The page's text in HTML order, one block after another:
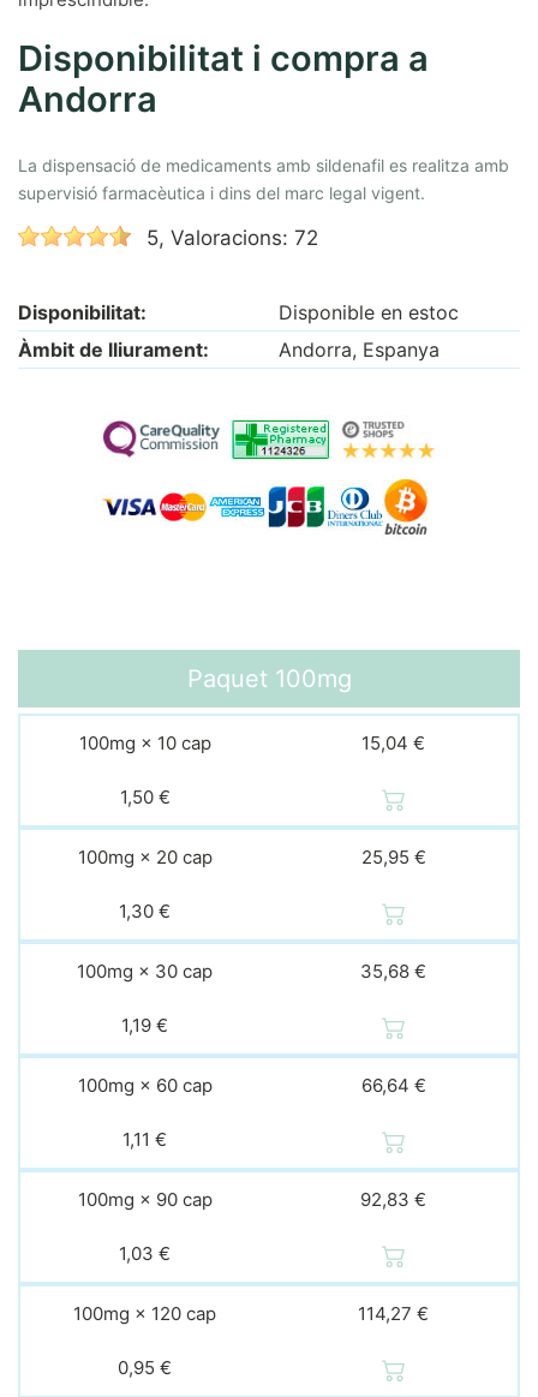
Disponibilitat i compra a
Andorra
La dispensació de medicaments amb sildenafil es realitza amb
supervisió farmacèutica i dins del marc legal vigent.
5, Valoracions: 72
Paquet100mg
100mg × 10 cap 15,04 €
1,50 €
100mg × 20 cap 25,95 €
1,30 €
100mg × 30 cap 35,68 €
1,19 €
100mg × 60 cap 66,64 €
1,11 €
100mg × 90 cap 92,83 €
1,03 €
100mg × 120 cap 114,27 €
0,95 €
Disponibilitat:
Disponible en estoc
Àmbit de lliurament:
Andorra, Espanya